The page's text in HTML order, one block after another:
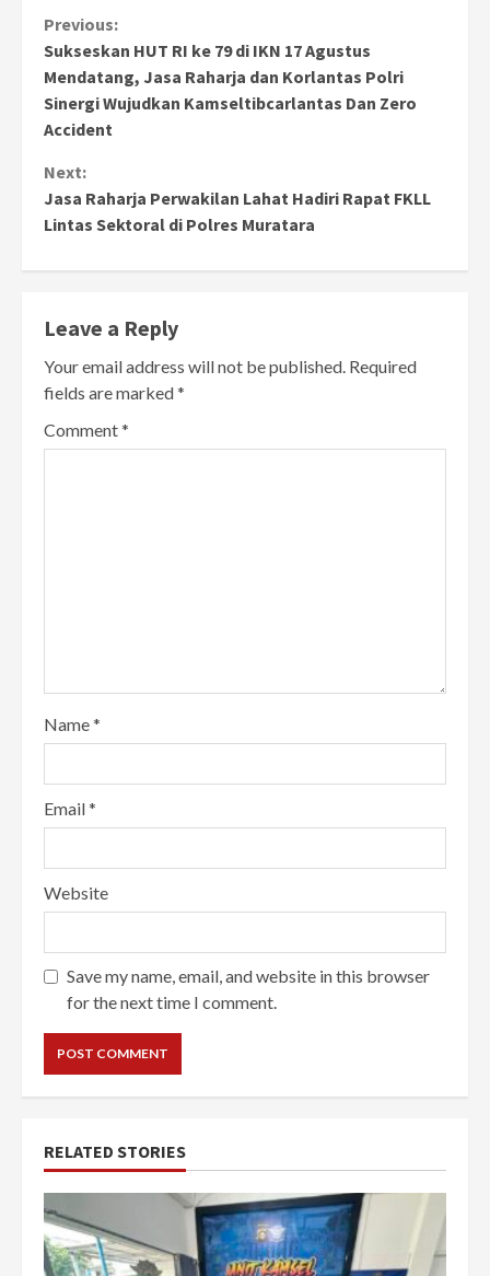
Continue
Reading
Previous:
Sukseskan HUT RI ke 79 di IKN 17 Agustus
Mendatang, Jasa Raharja dan Korlantas Polri
Sinergi Wujudkan Kamseltibcarlantas Dan Zero
Accident
Next:
Jasa Raharja Perwakilan Lahat Hadiri Rapat FKLL
Lintas Sektoral di Polres Muratara
Leave a Reply
Your email address will not be published. Required
fields are marked*
Comment*
Name*
Email*
Website
Save my name, email, and website in this browser
for the next time I comment.
RELATED STORIES